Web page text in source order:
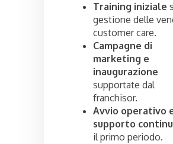
Training iniziale
gestione delle
customer care.
Campagne di
marketing e
inaugurazione
supportate dal
franchisor.
Avvio operativo
supporto
il primo periodo.